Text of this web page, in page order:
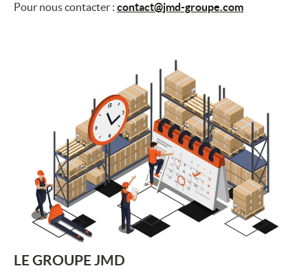
Pour nous contacter : contact@jmd-groupe.com
LE GROUPE JMD